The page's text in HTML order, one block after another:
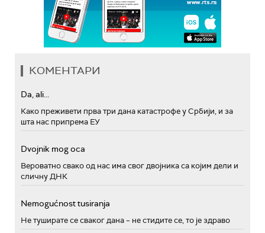
КОМЕНТАРИ
Da, ali...
Како преживети прва три дана катастрофе у Србији, и за
шта нас припрема ЕУ
Dvojnik mog oca
Вероватно свако од нас има свог двојника са којим дели и
сличну ДНК
Nemogućnost tusiranja
Не туширате се сваког дана – не стидите се, то је здраво